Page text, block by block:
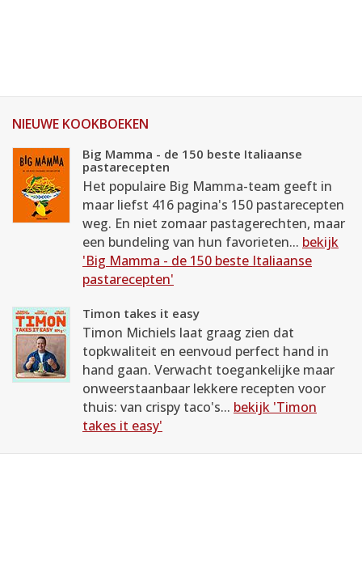
NIEUWE KOOKBOEKEN
Big Mamma - de 150 beste Italiaanse
pastarecepten
Het populaire Big Mamma-team geeft in
maar liefst 416 pagina's 150 pastarecepten
weg. En niet zomaar pastagerechten, maar
een bundeling van hun favorieten... bekijk
'Big Mamma - de 150 beste Italiaanse
pastarecepten'
Timon takes it easy
Timon Michiels laat graag zien dat
topkwaliteit en eenvoud perfect hand in
hand gaan. Verwacht toegankelijke maar
onweerstaanbaar lekkere recepten voor
thuis: van crispy taco's... bekijk 'Timon
takes it easy'